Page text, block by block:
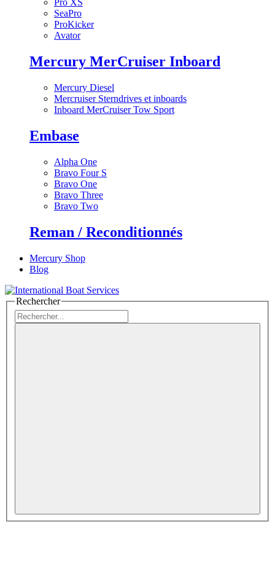
Pro XS
SeaPro
ProKicker
Avator
Mercury MerCruiser Inboard
Mercury Diesel
Mercruiser Sterndrives et inboards
Inboard MerCruiser Tow Sport
Embase
Alpha One
Bravo Four S
Bravo One
Bravo Three
Bravo Two
Reman / Reconditionnés
Mercury Shop
Blog
Rechercher